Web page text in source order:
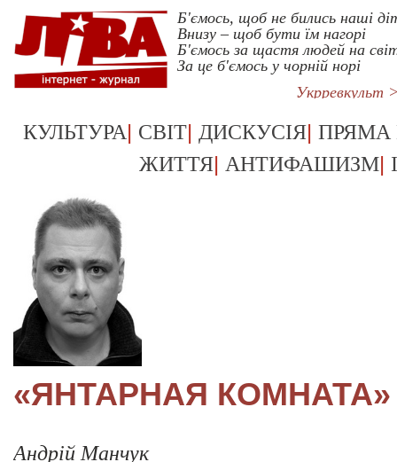
Б'ємось, щоб не бились наші
Внизу – щоб бути їм нагорі
Б'ємось за щастя людей на
За це б'ємось у чорній норі
Укрревкульт
КУЛЬТУРА| СВІТ| ДИСКУСІЯ| ПРЯМА
ЖИТТЯ| АНТИФАШИЗМ|
«ЯНТАРНАЯ
Андрій Манчук